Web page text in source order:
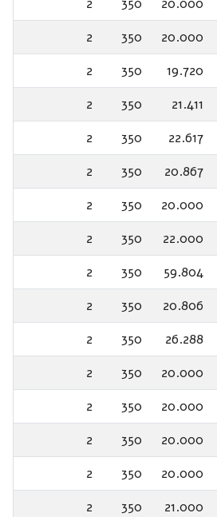
20.000
350
2
19.720
350
2
21.411
350
2
22.617
350
2
20.867
350
2
20.000
350
2
22.000
350
2
59.804
350
2
20.806
350
2
26.288
350
2
20.000
350
2
20.000
350
2
20.000
350
2
20.000
350
2
21.000
350
2